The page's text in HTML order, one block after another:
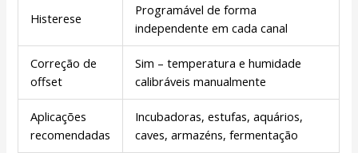
Histerese
Programável de forma
independente em cada canal
Correção de
offset
Sim – temperatura e humidade
calibráveis manualmente
Aplicações
recomendadas
Incubadoras, estufas, aquários,
caves, armazéns, fermentação